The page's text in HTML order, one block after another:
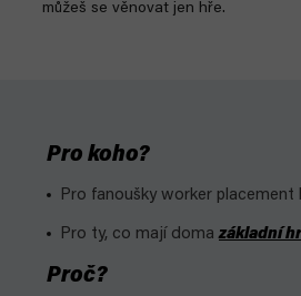
můžeš se věnovat jen hře.
Pro koho?
Pro fanoušky worker placement
Pro ty, co mají domazákladní
Proč?